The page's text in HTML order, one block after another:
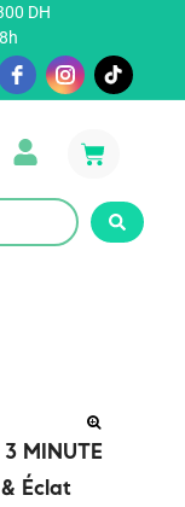
DH
3 MINUTE
Éclat